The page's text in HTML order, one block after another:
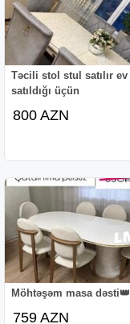
Təcili stol stul satılır ev
satıldığı üçün
800 AZN
Möhtəşəm masa dəsti👑
759 AZN